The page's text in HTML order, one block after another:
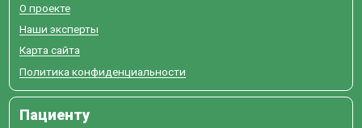
О проекте
Наши эксперты
Карта сайта
Политика конфиденциальности
Пациенту